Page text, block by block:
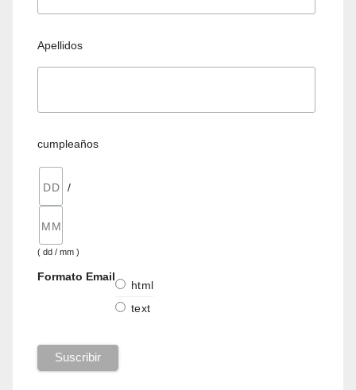
Apellidos
cumpleaños
/
( dd / mm )
Formato Email
html
text